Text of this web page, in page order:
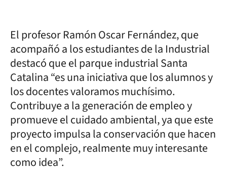
El profesor Ramón Oscar Fernández, que
acompañó a los estudiantes de la Industrial
destacó que el parque industrial Santa
Catalina “es una iniciativa que los alumnos y
los docentes valoramos muchísimo.
Contribuye a la generación de empleo y
promueve el cuidado ambiental, ya que este
proyecto impulsa la conservación que hacen
en el complejo, realmente muy interesante
como idea”.